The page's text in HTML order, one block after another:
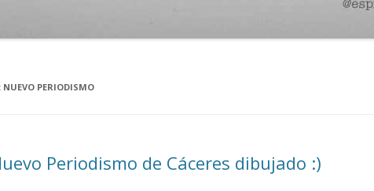
NUEVO PERIODISMO
Periodismo de Cáceres dibujado :)